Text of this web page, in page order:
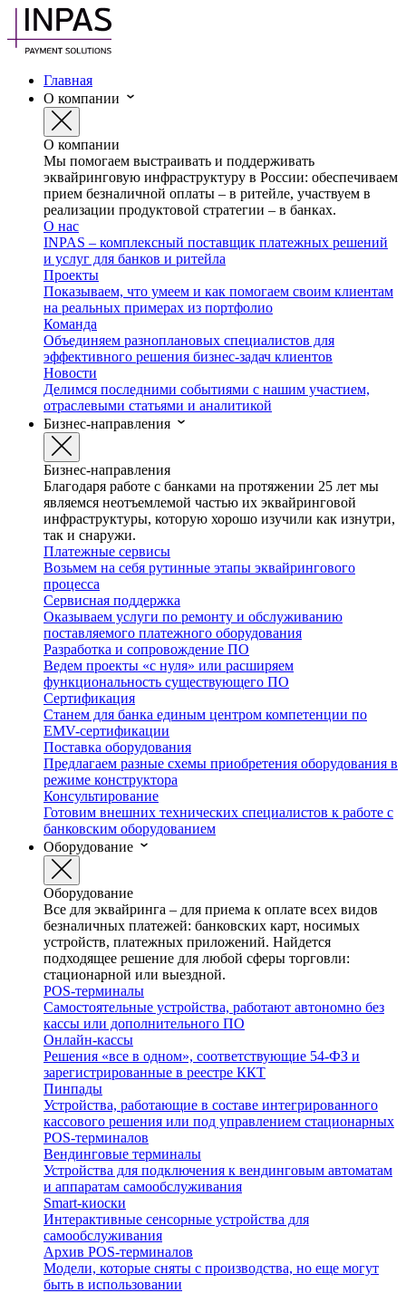
Главная
О компании
О компании
Мы помогаем выстраивать и поддерживать
эквайринговую инфраструктуру в России: обеспечиваем
прием безналичной оплаты – в ритейле, участвуем в
реализации продуктовой стратегии – в банках.
О нас
INPAS – комплексный поставщик платежных решений
и услуг для банков и ритейла
Проекты
Показываем, что умеем и как помогаем своим клиентам
на реальных примерах из портфолио
Команда
Объединяем разноплановых специалистов для
эффективного решения бизнес-задач клиентов
Новости
Делимся последними событиями с нашим участием,
отраслевыми статьями и аналитикой
Бизнес-направления
Бизнес-направления
Благодаря работе с банками на протяжении 25 лет мы
являемся неотъемлемой частью их эквайринговой
инфраструктуры, которую хорошо изучили как изнутри,
так и снаружи.
Платежные сервисы
Возьмем на себя рутинные этапы эквайрингового
процесса
Сервисная поддержка
Оказываем услуги по ремонту и обслуживанию
поставляемого платежного оборудования
Разработка и сопровождение ПО
Ведем проекты «с нуля» или расширяем
функциональность существующего ПО
Сертификация
Станем для банка единым центром компетенции по
EMV-сертификации
Поставка оборудования
Предлагаем разные схемы приобретения оборудования в
режиме конструктора
Консультирование
Готовим внешних технических специалистов к работе с
банковским оборудованием
Оборудование
Оборудование
Все для эквайринга – для приема к оплате всех видов
безналичных платежей: банковских карт, носимых
устройств, платежных приложений. Найдется
подходящее решение для любой сферы торговли:
стационарной или выездной.
POS-терминалы
Самостоятельные устройства, работают автономно без
кассы или дополнительного ПО
Онлайн-кассы
Решения «все в одном», соответствующие 54-ФЗ и
зарегистрированные в реестре ККТ
Пинпады
Устройства, работающие в составе интегрированного
кассового решения или под управлением стационарных
POS-терминалов
Вендинговые терминалы
Устройства для подключения к вендинговым автоматам
и аппаратам самообслуживания
Smart-киоски
Интерактивные сенсорные устройства для
самообслуживания
Архив POS-терминалов
Модели, которые сняты с производства, но еще могут
быть в использовании